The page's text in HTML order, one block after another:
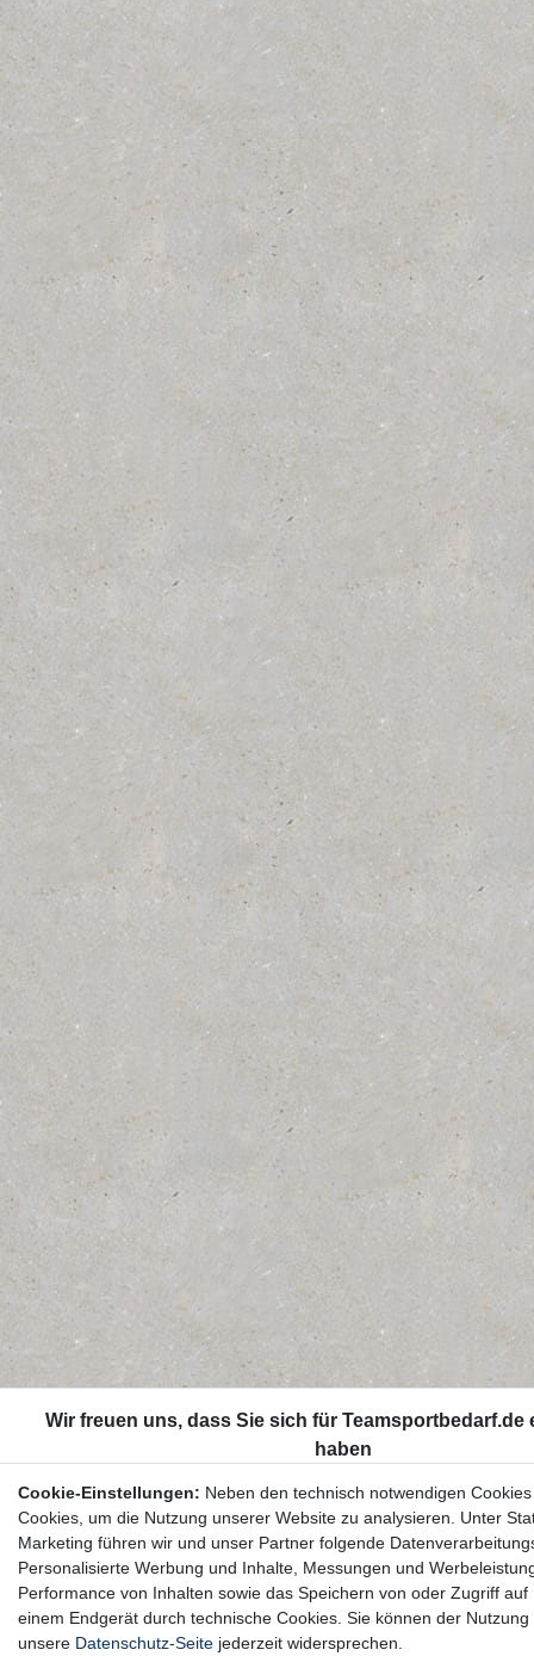
Cookie-Einstellungen: Neben den technisch notwendigen
Cookies, um die Nutzung unserer Website zu analysieren. Unter
Marketing führen wir und unser Partner folgende
Personalisierte Werbung und Inhalte, Messungen und
Performance von Inhalten sowie das Speichern von oder Zugriff
einem Endgerät durch technische Cookies. Sie können der
unsere Datenschutz-Seite jederzeit widersprechen.